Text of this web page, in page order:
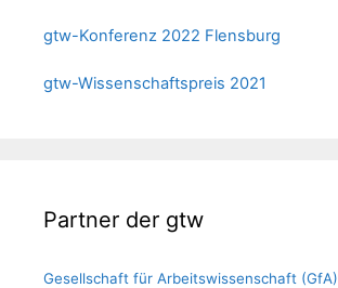
gtw-Konferenz 2022 Flensburg
gtw-Wissenschaftspreis 2021
Partner der gtw
Gesellschaft für Arbeitswissenschaft (GfA)